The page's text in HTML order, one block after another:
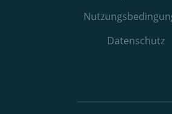
Datenschutz